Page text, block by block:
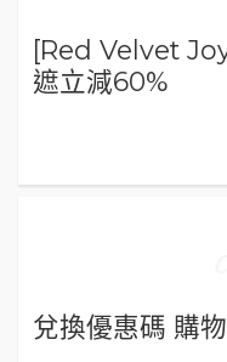
[Red Velvet
遮立減60%
兌換優惠碼 購